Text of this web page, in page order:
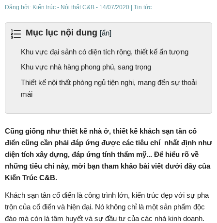
Đăng bởi: Kiến trúc - Nội thất C&B - 14/07/2020 | Tin tức
Mục lục nội dung [ẩn]
Khu vực đại sảnh có diện tích rộng, thiết kế ấn tượng
Khu vực nhà hàng phong phú, sang trọng
Thiết kế nội thất phòng ngủ tiện nghi, mang đến sự thoải
mái
Cũng giống như thiết kế nhà ở, thiết kế khách sạn tân cổ
điển cũng cần phải đáp ứng được các tiêu chí nhất định như
diện tích xây dựng, đáp ứng tính thẩm mỹ... Để hiểu rõ về
những tiêu chí này, mời bạn tham khảo bài viết dưới đây của
Kiến Trúc C&B.
Khách sạn tân cổ điển là công trình lớn, kiến trúc đẹp với sự pha
trộn của cổ điển và hiện đại. Nó không chỉ là một sản phẩm độc
đáo mà còn là tâm huyết và sự đầu tư của các nhà kinh doanh.